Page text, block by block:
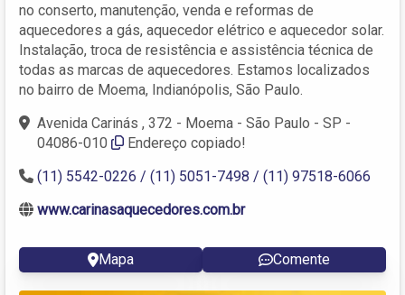
no conserto, manutenção, venda e reformas de
aquecedores a gás, aquecedor elétrico e aquecedor solar.
Instalação, troca de resistência e assistência técnica de
todas as marcas de aquecedores. Estamos localizados
no bairro de Moema, Indianópolis, São Paulo.
Avenida Carinás , 372 - Moema - São Paulo - SP -
04086-010
Endereço copiado!
(11) 5542-0226 / (11) 5051-7498 / (11) 97518-6066
www.carinasaquecedores.com.br
Mapa Comente